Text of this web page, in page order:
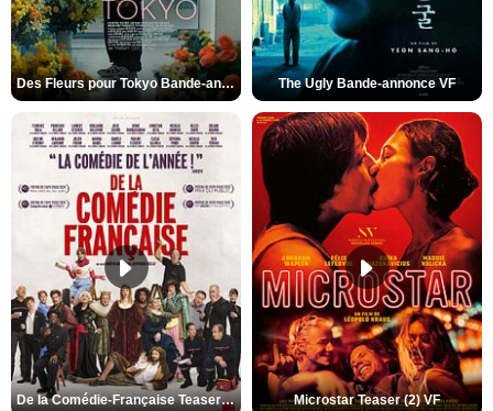
Des Fleurs pour Tokyo Bande-annonce VO STFR The Ugly Bande-annonce VF
De la Comédie-Française Teaser (3) VF Microstar Teaser (2) VF